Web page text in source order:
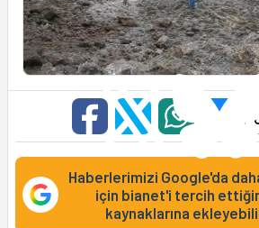
Haberlerimizi Google'da
için bianet'i tercih
kaynaklarına